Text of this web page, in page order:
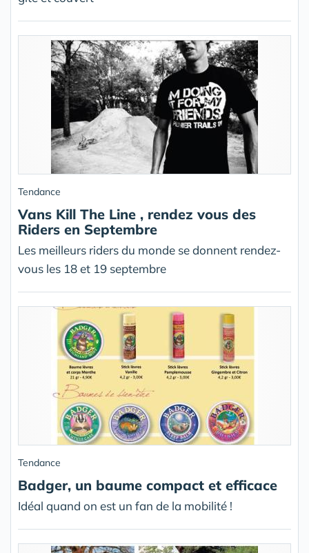
Tendance
Vans Kill The Line , rendez vous des
Riders en Septembre
Les meilleurs riders du monde se donnent rendez-
vous les 18 et 19 septembre
Tendance
Badger, un baume compact et efficace
Idéal quand on est un fan de la mobilité !